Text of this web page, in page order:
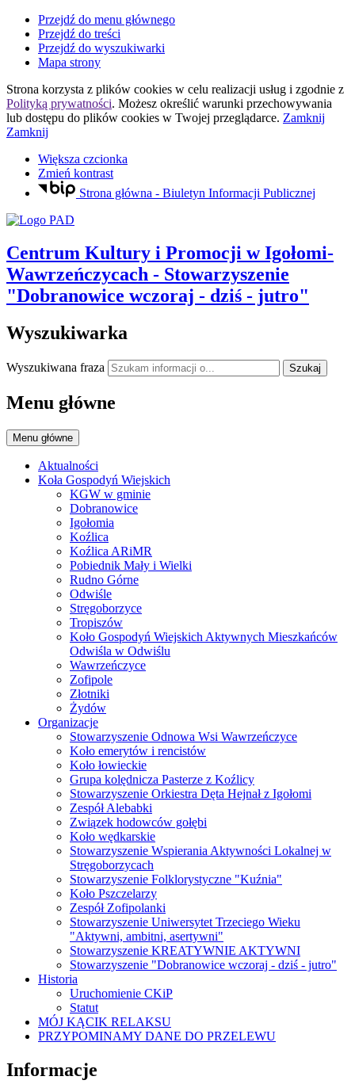
Przejdź do menu głównego
Przejdź do treści
Przejdź do wyszukiwarki
Mapa strony
Strona korzysta z plików cookies w celu realizacji usług i zgodnie z
Polityką prywatności. Możesz określić warunki przechowywania
lub dostępu do plików cookies w Twojej przeglądarce. Zamknij
Zamknij
Większa czcionka
Zmień kontrast
Strona główna - Biuletyn Informacji Publicznej
Centrum Kultury i Promocji w Igołomi-
Wawrzeńczycach - Stowarzyszenie
"Dobranowice wczoraj - dziś - jutro"
Wyszukiwarka
Wyszukiwana fraza Szukaj
Menu główne
Menu główne
Aktualności
Koła Gospodyń Wiejskich
KGW w gminie
Dobranowice
Igołomia
Koźlica
Koźlica ARiMR
Pobiednik Mały i Wielki
Rudno Górne
Odwiśle
Stręgoborzyce
Tropiszów
Koło Gospodyń Wiejskich Aktywnych Mieszkańców
Odwiśla w Odwiślu
Wawrzeńczyce
Zofipole
Złotniki
Żydów
Organizacje
Stowarzyszenie Odnowa Wsi Wawrzeńczyce
Koło emerytów i rencistów
Koło łowieckie
Grupa kolędnicza Pasterze z Koźlicy
Stowarzyszenie Orkiestra Dęta Hejnał z Igołomi
Zespół Alebabki
Związek hodowców gołębi
Koło wędkarskie
Stowarzyszenie Wspierania Aktywności Lokalnej w
Stręgoborzycach
Stowarzyszenie Folklorystyczne "Kuźnia"
Koło Pszczelarzy
Zespół Zofipolanki
Stowarzyszenie Uniwersytet Trzeciego Wieku
"Aktywni, ambitni, asertywni"
Stowarzyszenie KREATYWNIE AKTYWNI
Stowarzyszenie "Dobranowice wczoraj - dziś - jutro"
Historia
Uruchomienie CKiP
Statut
MÓJ KĄCIK RELAKSU
PRZYPOMINAMY DANE DO PRZELEWU
Informacje